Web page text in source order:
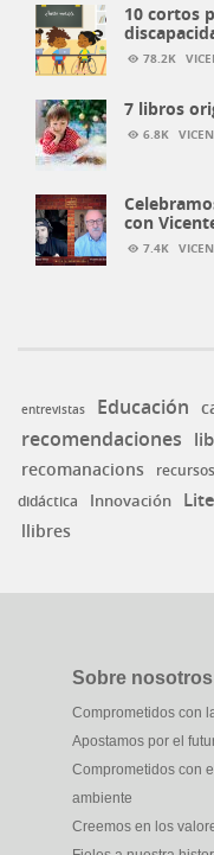
10 cortos
78.2K
7 libros
6.8K
con
7.4K
entrevistas Educación
recomendaciones
recomanacions
didáctica
Innovación
llibres
Sobre nosotros
Comprometidos con
Apostamos por el
Comprometidos con
ambiente
Creemos en los